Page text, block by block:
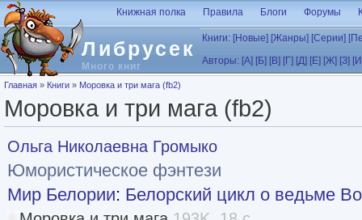
Перейти к основному содержанию
Либрусек
Много книг
Книжная полка Правила Блоги Форумы
Книги: [Новые] [Жанры] [Серии]
Авторы: [А] [Б] [В] [Г] [Д] [Е] [Ж] [З]
Вы здесь
Главная » Книги » Моровка и три мага (fb2)
Моровка и три мага (fb2)
Ольга Николаевна Громыко
Юмористическое фэнтези
Мир Белории: Белорский цикл о ведьме